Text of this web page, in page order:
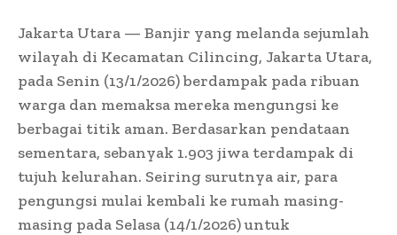
Jakarta Utara — Banjir yang melanda sejumlah
wilayah di Kecamatan Cilincing, Jakarta Utara,
pada Senin (13/1/2026) berdampak pada ribuan
warga dan memaksa mereka mengungsi ke
berbagai titik aman. Berdasarkan pendataan
sementara, sebanyak 1.903 jiwa terdampak di
tujuh kelurahan. Seiring surutnya air, para
pengungsi mulai kembali ke rumah masing-
masing pada Selasa (14/1/2026) untuk